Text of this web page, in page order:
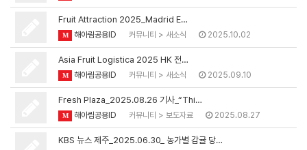
Fruit Attraction 2025_Madrid E…
M 해아림공용ID 커뮤니티 > 새소식 2025.10.02
Asia Fruit Logistica 2025 HK 전…
M 해아림공용ID 커뮤니티 > 새소식 2025.09.10
Fresh Plaza_2025.08.26 기사_“Thi…
M 해아림공용ID 커뮤니티 > 보도자료 2025.08.27
KBS 뉴스 제주_2025.06.30_ 농가별 감귤 당…